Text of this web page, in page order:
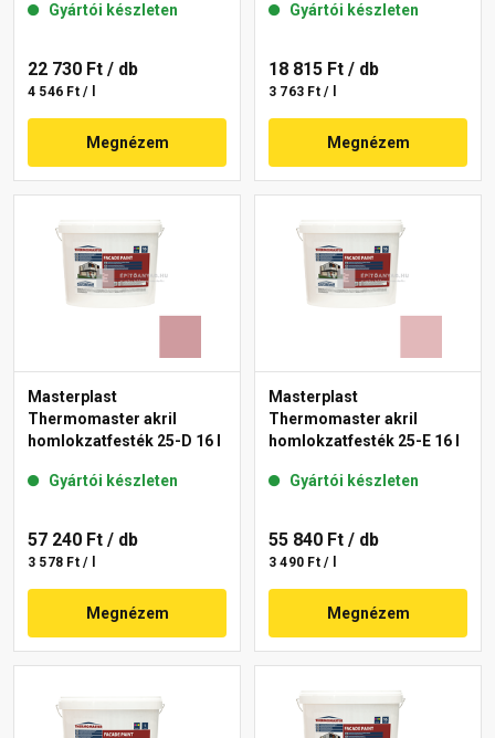
Gyártói készleten
22 730 Ft / db
4 546 Ft / l
Megnézem
Gyártói készleten
18 815 Ft / db
3 763 Ft / l
Megnézem
Masterplast
Thermomaster akril
homlokzatfesték 25-D 16 l
Gyártói készleten
57 240 Ft / db
3 578 Ft / l
Megnézem
Masterplast
Thermomaster akril
homlokzatfesték 25-E 16 l
Gyártói készleten
55 840 Ft / db
3 490 Ft / l
Megnézem